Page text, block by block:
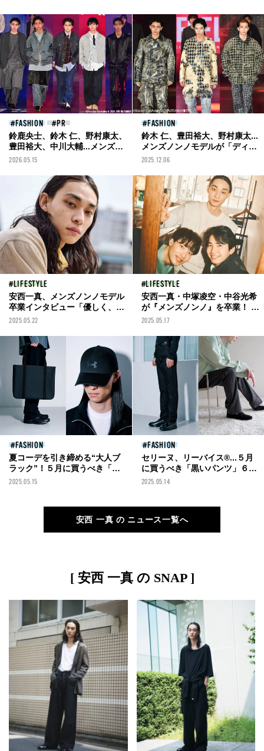
FASHION
鈴鹿央士、鈴木 仁、野村康太、
豊田裕大、中川大輔...メンズノ
ンノモデルが「ビームス」の新
［Rakuten GirlsAward 2026
SPRING/SUMMERレポート］
2026.05.15
FASHION
鈴木 仁、豊田裕大、野村康太...
メンズノンノモデルが「ディー
ゼル」の新作をランウェイで披
2025 AUTUMN/WINTERレポー
ト
2025.12.06
LIFESTYLE
安西一真、メンズノンノモデル
卒業インタビュー「優しく、ア
ットホームな『メンズノンノ』
2025.05.22
LIFESTYLE
安西一真・中塚凌空・中谷光希
が『メンズノンノ』を卒業！ 想
い出を語り合った連載『何話
開！
2025.05.17
FASHION
夏コーデを引き締める“大人ブ
ラック”！５月に買うべき「名
作黒小物」７選。バッグ、キャ
2025.05.15
FASHION
セリーヌ、リーバイス®...５月
に買うべき「黒いパンツ」６
選！ブラックデニムからスラッ
2025.05.14
安西 一真 の ニュース一覧へ
[ 安西 一真 の SNAP ]